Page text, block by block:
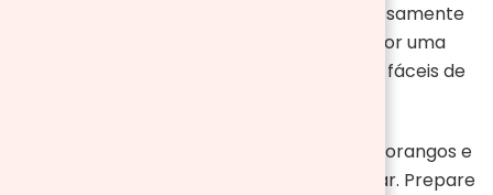
essencial primeiramente escolher cuidadosamente
as comidas e bebidas que irá levar. Opte por uma
variedade de opções que sejam práticas e fáceis de
Comece com frutas frescas como uvas, morangos e
fatias de melancia, perfeitas para refrescar. Prepare